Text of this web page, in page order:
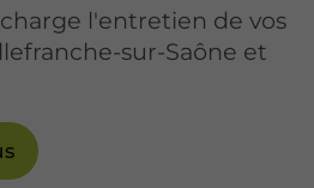
l'entretien de vos
sur-Saône et